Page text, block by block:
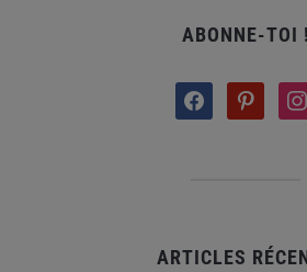
ABONNE-TOI !
facebookpinterest
ARTICLES